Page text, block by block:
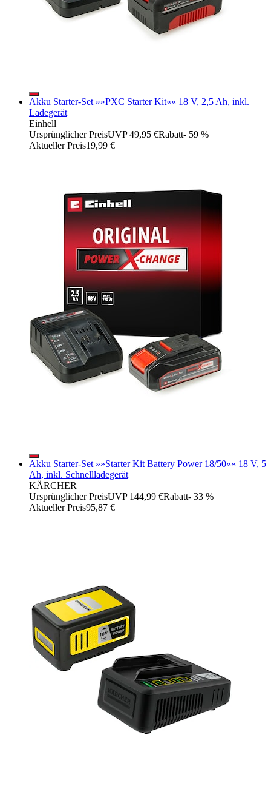
Akku Starter-Set »»PXC Starter Kit«« 18 V, 2,5 Ah, inkl.
Ladegerät
Einhell
Ursprünglicher PreisUVP 49,95 €Rabatt- 59 %
Aktueller Preis19,99 €
Akku Starter-Set »»Starter Kit Battery Power 18/50«« 18 V, 5
Ah, inkl. Schnellladegerät
KÄRCHER
Ursprünglicher PreisUVP 144,99 €Rabatt- 33 %
Aktueller Preis95,87 €